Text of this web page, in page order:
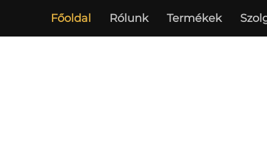
Főoldal Rólunk Termékek